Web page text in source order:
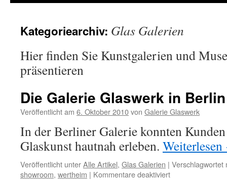
Kategoriearchiv: Glas Galerien
Hier finden Sie Kunstgalerien und
präsentieren
Die Galerie Glaswerk in
Veröffentlicht am 6. Oktober 2010von Galerie Glaswerk
In der Berliner Galerie konnten
Glaskunst hautnah erleben. Weiterlesen
Veröffentlicht unterAlle Artikel, Glas Galerien | Verschlagwortet
showroom, wertheim | Kommentare deaktiviertfür